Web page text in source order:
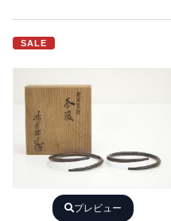
SALE
プレビュー